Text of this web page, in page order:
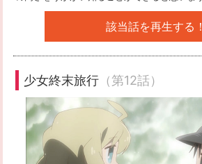
該当話を再生する！
少女終末旅行 （第12話）